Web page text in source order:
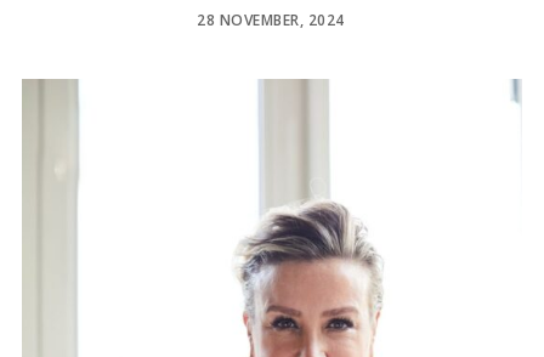
POSTED
28 NOVEMBER, 2024